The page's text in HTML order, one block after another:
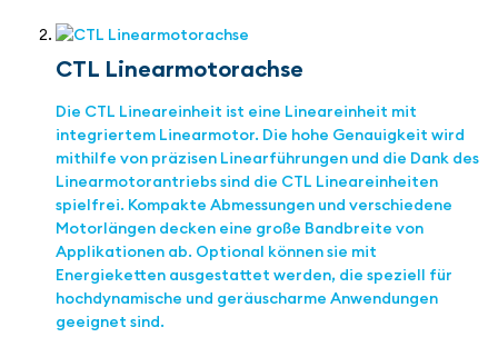
CTL Linearmotorachse
Die CTL Lineareinheit ist eine Lineareinheit mit
integriertem Linearmotor. Die hohe Genauigkeit wird
mithilfe von präzisen Linearführungen und die Dank des
Linearmotorantriebs sind die CTL Lineareinheiten
spielfrei. Kompakte Abmessungen und verschiedene
Motorlängen decken eine große Bandbreite von
Applikationen ab. Optional können sie mit
Energieketten ausgestattet werden, die speziell für
hochdynamische und geräuscharme Anwendungen
geeignet sind.